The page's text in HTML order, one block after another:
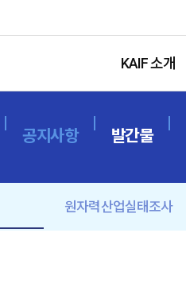
KAIF 소개
공지사항 발간물
원자력산업실태조사